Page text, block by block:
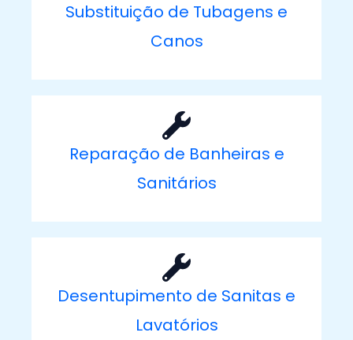
Substituição de Tubagens e
Canos
Reparação de Banheiras e
Sanitários
Desentupimento de Sanitas e
Lavatórios